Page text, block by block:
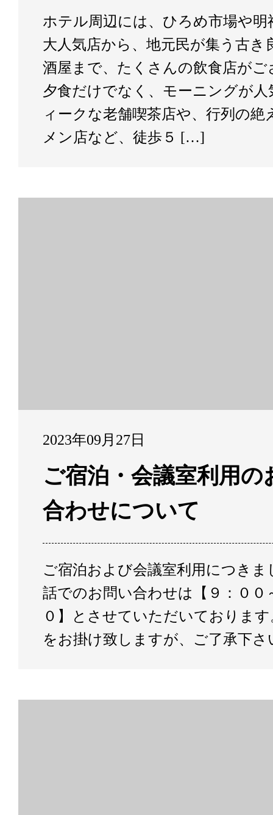
ホテル周辺には、ひろめ市場や明
大人気店から、地元民が集う古き
酒屋まで、たくさんの飲食店がご
夕食だけでなく、モーニングが
ィークな老舗喫茶店や、行列の絶
メン店など、徒歩５ […]
2023年09月27日
ご宿泊・会議室利用の
合わせについて
ご宿泊および会議室利用につきま
話でのお問い合わせは【９：００
０】とさせていただいておりま
をお掛け致しますが、ご了承下さ